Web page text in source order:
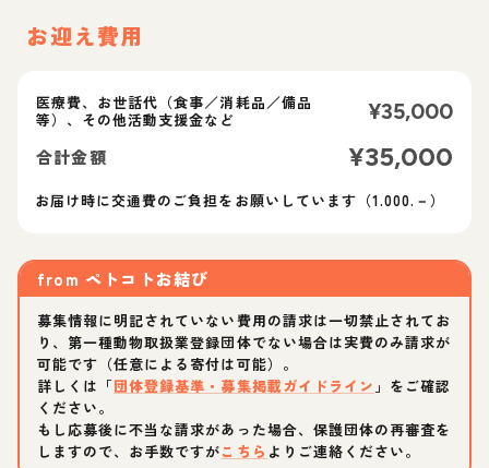
お迎え費用
医療費、お世話代（食事／消耗品／備品
等）、その他活動支援金など
¥35,000
合計金額 ¥35,000
お届け時に交通費のご負担をお願いしています（1.000.－）
from ペトコトお結び
募集情報に明記されていない費用の請求は一切禁止されてお
り、第一種動物取扱業登録団体でない場合は実費のみ請求が
可能です（任意による寄付は可能）。
詳しくは「団体登録基準・募集掲載ガイドライン 」をご確認
ください。
もし応募後に不当な請求があった場合、保護団体の再審査を
しますので、お手数ですがこちら よりご連絡ください。